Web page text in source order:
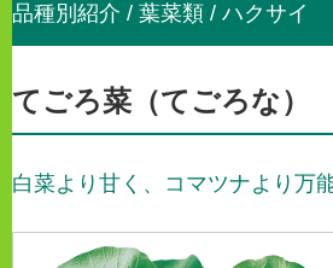
品種別紹介 / 葉菜類 / ハクサイ
てごろ菜（てごろな）
白菜より甘く、コマツナより万